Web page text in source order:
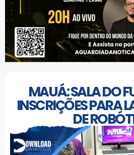
MAUÁ: SALA DO
INSCRIÇÕES PARA
DE